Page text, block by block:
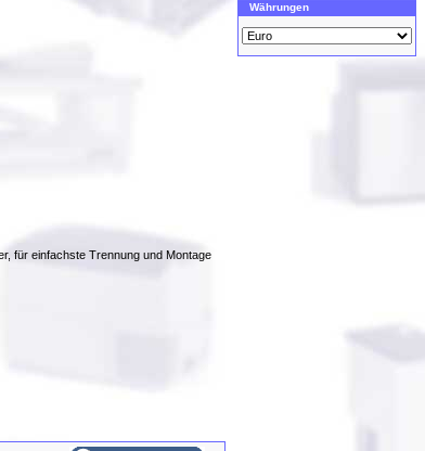
für einfachste Trennung und Montage
Währungen